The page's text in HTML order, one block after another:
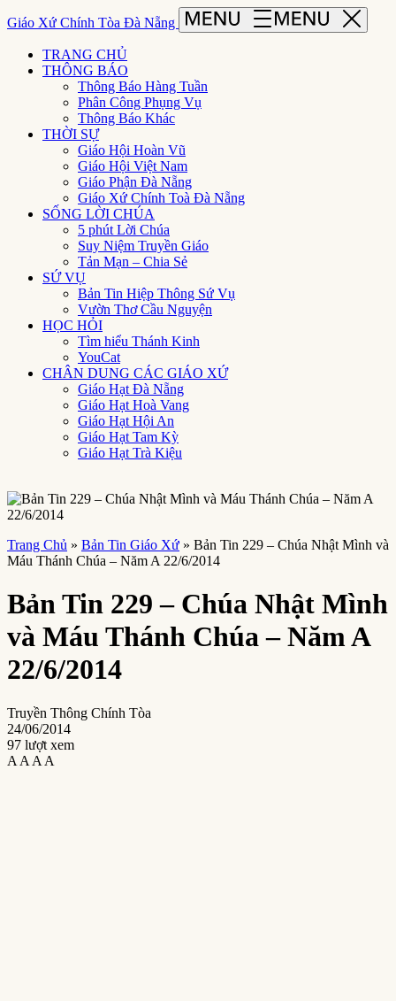
Giáo Xứ Chính Tòa Đà Nẵng
TRANG CHỦ
THÔNG BÁO
Thông Báo Hàng Tuần
Phân Công Phụng Vụ
Thông Báo Khác
THỜI SỰ
Giáo Hội Hoàn Vũ
Giáo Hội Việt Nam
Giáo Phận Đà Nẵng
Giáo Xứ Chính Toà Đà Nẵng
SỐNG LỜI CHÚA
5 phút Lời Chúa
Suy Niệm Truyền Giáo
Tản Mạn – Chia Sẻ
SỨ VỤ
Bản Tin Hiệp Thông Sứ Vụ
Vườn Thơ Cầu Nguyện
HỌC HỎI
Tìm hiểu Thánh Kinh
YouCat
CHÂN DUNG CÁC GIÁO XỨ
Giáo Hạt Đà Nẵng
Giáo Hạt Hoà Vang
Giáo Hạt Hội An
Giáo Hạt Tam Kỳ
Giáo Hạt Trà Kiệu
Trang Chủ » Bản Tin Giáo Xứ » Bản Tin 229 – Chúa Nhật Mình và
Máu Thánh Chúa – Năm A 22/6/2014
Bản Tin 229 – Chúa Nhật Mình
và Máu Thánh Chúa – Năm A
22/6/2014
Truyền Thông Chính Tòa
24/06/2014
97 lượt xem
A A A A